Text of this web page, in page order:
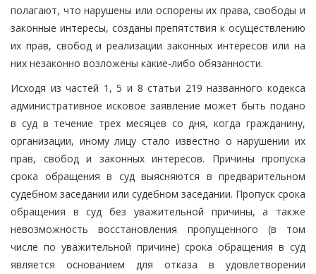
полагают, что нарушены или оспорены их права, свободы и
законные интересы, созданы препятствия к осуществлению
их прав, свобод и реализации законных интересов или на
них незаконно возложены какие-либо обязанности.
Исходя из частей 1, 5 и 8 статьи 219 названного кодекса
административное исковое заявление может быть подано
в суд в течение трех месяцев со дня, когда гражданину,
организации, иному лицу стало известно о нарушении их
прав, свобод и законных интересов. Причины пропуска
срока обращения в суд выясняются в предварительном
судебном заседании или судебном заседании. Пропуск срока
обращения в суд без уважительной причины, а также
невозможность восстановления пропущенного (в том
числе по уважительной причине) срока обращения в суд
является основанием для отказа в удовлетворении